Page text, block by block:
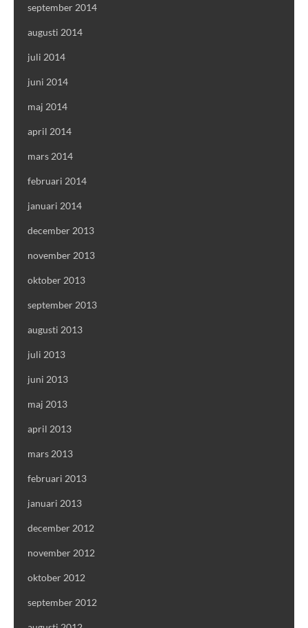
september 2014
augusti 2014
juli 2014
juni 2014
maj 2014
april 2014
mars 2014
februari 2014
januari 2014
december 2013
november 2013
oktober 2013
september 2013
augusti 2013
juli 2013
juni 2013
maj 2013
april 2013
mars 2013
februari 2013
januari 2013
december 2012
november 2012
oktober 2012
september 2012